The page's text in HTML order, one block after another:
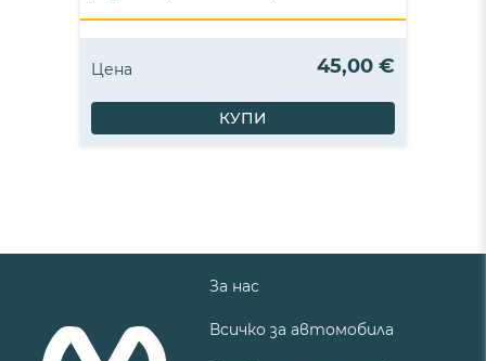
Цена 45,00 €
КУПИ
За нас
Всичко за автомобила